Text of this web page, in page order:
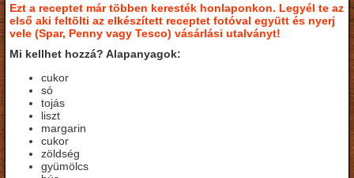
Ezt a receptet már többen keresték honlaponkon. Legyél te az
első aki feltölti az elkészített receptet fotóval együtt és nyerj
vele (Spar, Penny vagy Tesco) vásárlási utalványt!
Mi kellhet hozzá? Alapanyagok:
cukor
só
tojás
liszt
margarin
cukor
zöldség
gyümölcs